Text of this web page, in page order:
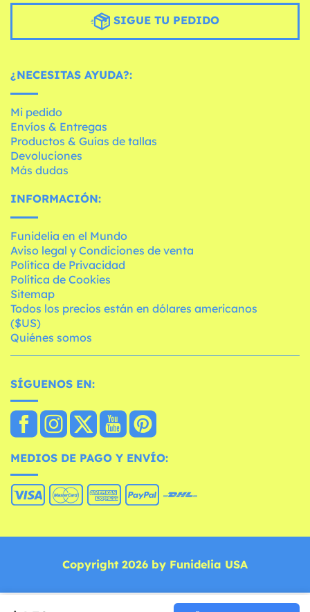
SIGUE TU PEDIDO
¿NECESITAS AYUDA?:
Mi pedido
Envíos & Entregas
Productos & Guías de tallas
Devoluciones
Más dudas
INFORMACIÓN:
Funidelia en el Mundo
Aviso legal y Condiciones de venta
Política de Privacidad
Política de Cookies
Sitemap
Todos los precios están en dólares americanos
($US)
Quiénes somos
SÍGUENOS EN:
MEDIOS DE PAGO Y ENVÍO:
Copyright 2026 by Funidelia USA